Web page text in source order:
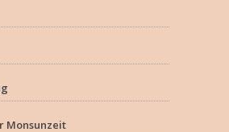
Monsunzeit